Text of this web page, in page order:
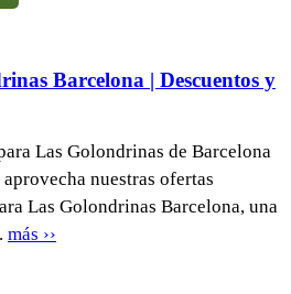
Barcelona | Descuentos y
Las Golondrinas de Barcelona
nuestras ofertas
Las Golondrinas Barcelona, una
más ››